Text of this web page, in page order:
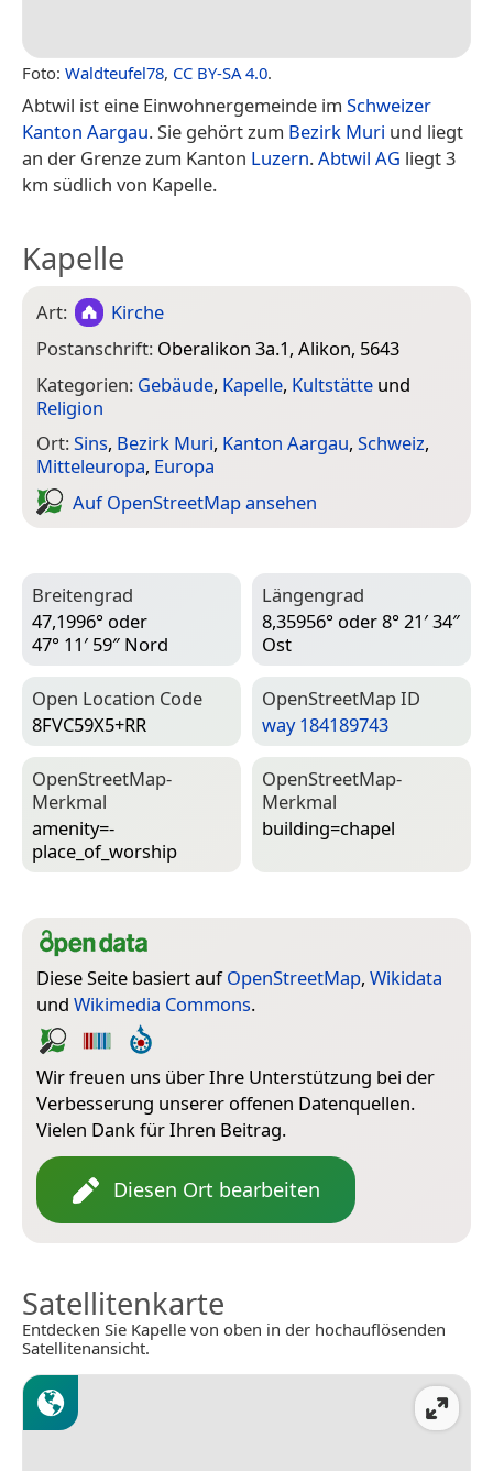
Foto: Waldteufel78, CC BY-SA 4.0.
Abtwil ist eine Einwohnergemeinde im Schweizer
Kanton Aargau. Sie gehört zum Bezirk Muri und liegt
an der Grenze zum Kanton Luzern.Abtwil AG liegt 3
km südlich von Kapelle.
Kapelle
Art:
Kirche
Postanschrift: Oberalikon 3a.1, Alikon, 5643
Kategorien: Gebäude, Kapelle, Kultstätte und
Religion
Ort:Sins, Bezirk Muri, Kanton Aargau, Schweiz,
Mitteleuropa, Europa
Auf Open­Street­Map ansehen
Breitengrad
47,1996° oder
47° 11′ 59″ Nord
Längengrad
8,35956° oder 8° 21′ 34″
Ost
Open Location Code
8FVC59X5+RR
Open­Street­Map ID
way 184189743
Open­Street­Map-
Merkmal
amenity=­
place_of_worship
Open­Street­Map-
Merkmal
building=­chapel
Diese Seite basiert aufOpenStreetMap, Wikidata
und Wikimedia Commons.
Wir freuen uns über Ihre Unterstützung bei der
Verbesserung unserer offenen Datenquellen.
Vielen Dank für Ihren Beitrag.
Diesen Ort bearbeiten
Satellitenkarte
Entdecken Sie Kapelle von oben in der hochauflösenden
Satellitenansicht.